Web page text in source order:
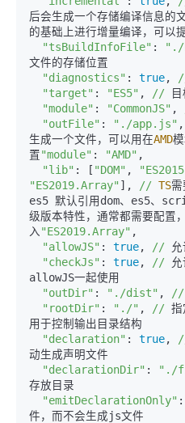
后会生成一个存储编译信息的
的基础上进行增量编译，可以
"tsBuildInfoFile" : "./
文件的存储位置
"diagnostics" : true,
"target" : "ES5" , // 目
"module" : "CommonJS" ,
"outFile" : "./app.js" ,
生成一个文件，可以用在AMD
置"module" : "AMD" ,
"lib" : [ "DOM" ,
"ES2019.Array" ], // TS需
es5 默认引用dom、es5、
级版本特性，通常都需要配置
入 "ES2019.Array" ,
"allowJS" : true, // 允
"checkJs" : true, // 允
allowJS一起使用
"outDir" : "./dist" , //
"rootDir" : "./" , // 指
用于控制输出目录结构
"declaration" : true,
动生成声明文件
"declarationDir" : "./
存放目录
"emitDeclarationOnly" :
件，而不会生成js文件